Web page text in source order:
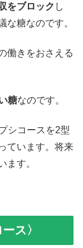
をブロック し
な糖なのです。
働きをおさえる
糖なのです。
シコースを2型
ています。将来
ます。
ス〉